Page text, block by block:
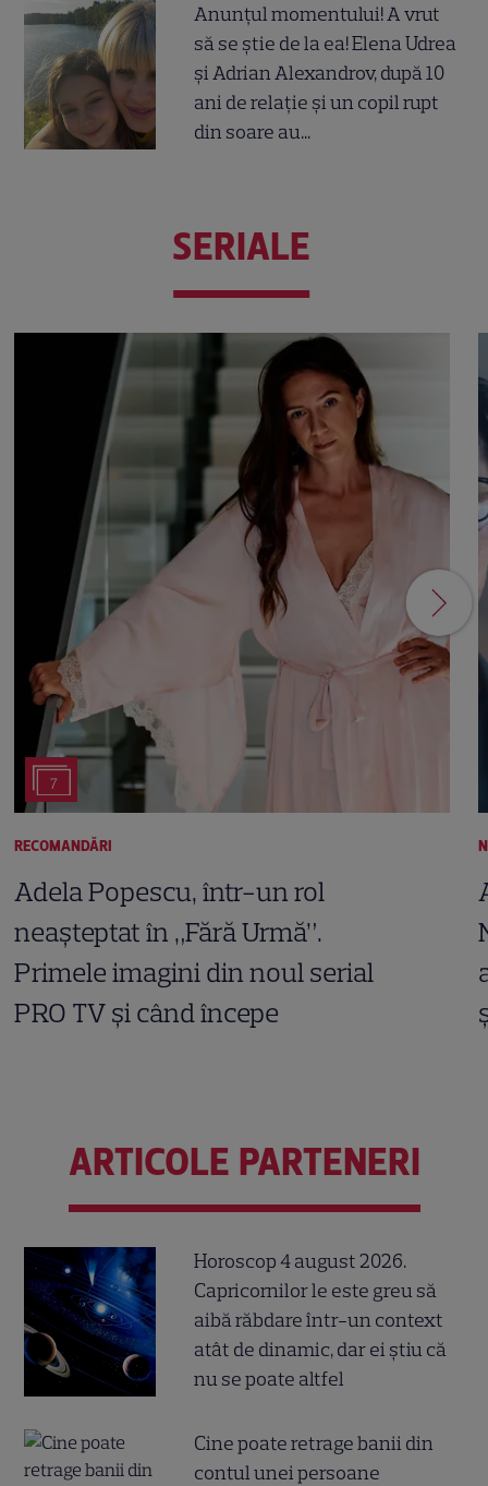
Anunțul momentului! A vrut
să se știe de la ea! Elena Udrea
și Adrian Alexandrov, după 10
ani de relație și un copil rupt
din soare au...
SERIALE
7
RECOMANDĂRI
Adela Popescu, într-un rol
neașteptat în „Fără Urmă”.
Primele imagini din noul serial
PRO TV și când începe
ARTICOLE PARTENERI
Horoscop 4 august 2026.
Capricornilor le este greu să
aibă răbdare într-un context
atât de dinamic, dar ei știu că
nu se poate altfel
Cine poate retrage banii din
contul unei persoane